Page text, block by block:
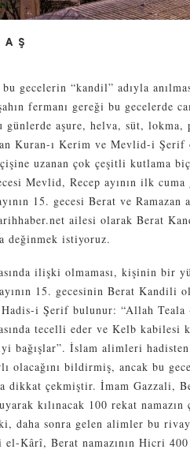
gecelerin “kandil” adıyla
fermanı gereği bu gecelerde
günlerde aşure, helva, süt,
Kuran-ı Kerim ve Mevlid-i
uzanan çok çeşitli kutlama
Mevlid, Recep ayının ilk cuma
15. gecesi Berat ve Ramazan
ailesi olarak Berat
değinmek istiyoruz.
ilişki olmaması, kişinin bir
15. gecesinin Berat Kandili
i Şerif bulunur: “Allah Teala
tecelli eder ve Kelb kabilesi
bağışlar”. İslam alimleri
olacağını bildirmiş, ancak bu
dikkat çekmiştir. İmam Gazzali,
kılınacak 100 rekat
daha sonra gelen alimler bu
Kârî, Berat namazının Hicri 400